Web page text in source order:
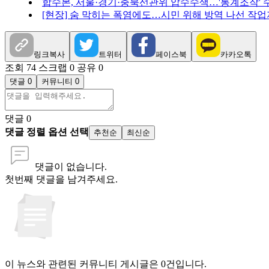
합수본, 서울·경기·충북선관위 압수수색…'통계조작'
[현장] 숨 막히는 폭염에도…시민 위해 방역 나선 작업
링크복사 트위터 페이스북 카카오톡
조회 74 스크랩 0 공유 0
댓글 0 커뮤니티 0
댓글 0
댓글 정렬 옵션 선택
추천순 최신순
댓글이 없습니다.
첫번째 댓글을 남겨주세요.
이 뉴스와 관련된 커뮤니티 게시글은 0건입니다.